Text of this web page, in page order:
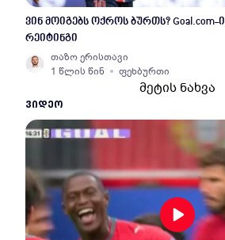
ვინ მოიგებს ოქროს ბურთს?
რეიტინგი
თაზო ერისთავი
1 წლის წინ
ფეხბურთი
მეტის ნახვა
ᲕᲘᲓᲔᲝ